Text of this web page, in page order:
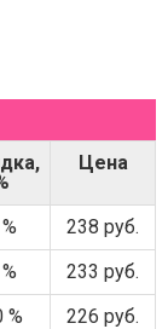
Цена
238 руб.
233 руб.
%
226 руб.